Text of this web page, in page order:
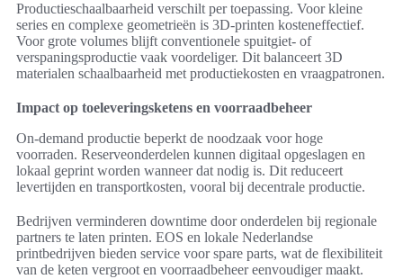
Productieschaalbaarheid verschilt per toepassing. Voor kleine
series en complexe geometrieën is 3D-printen kosteneffectief.
Voor grote volumes blijft conventionele spuitgiet- of
verspaningsproductie vaak voordeliger. Dit balanceert 3D
materialen schaalbaarheid met productiekosten en vraagpatronen.
Impact op toeleveringsketens en voorraadbeheer
On-demand productie beperkt de noodzaak voor hoge
voorraden. Reserveonderdelen kunnen digitaal opgeslagen en
lokaal geprint worden wanneer dat nodig is. Dit reduceert
levertijden en transportkosten, vooral bij decentrale productie.
Bedrijven verminderen downtime door onderdelen bij regionale
partners te laten printen. EOS en lokale Nederlandse
printbedrijven bieden service voor spare parts, wat de flexibiliteit
van de keten vergroot en voorraadbeheer eenvoudiger maakt.